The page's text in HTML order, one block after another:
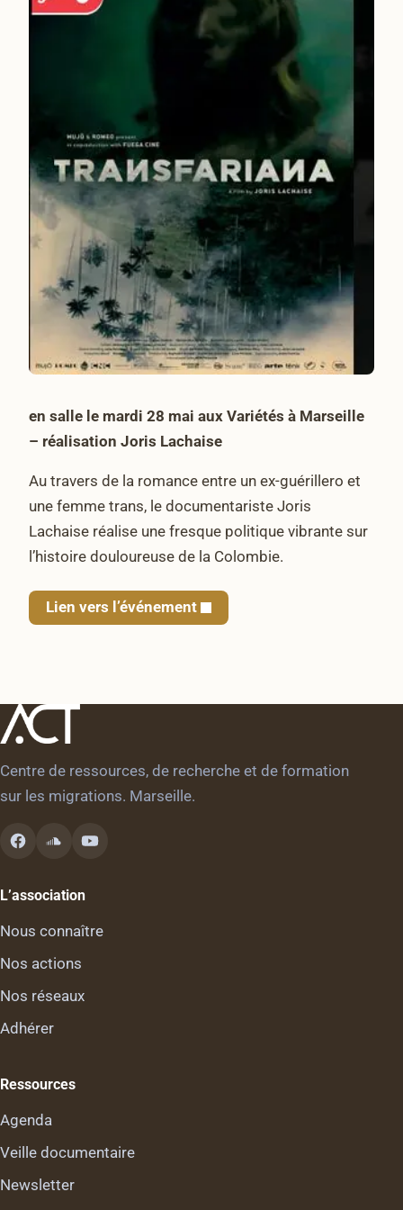
en salle le mardi 28 mai aux Variétés à Marseille
– réalisation Joris Lachaise
Au travers de la romance entre un ex-guérillero et
une femme trans, le documentariste Joris
Lachaise réalise une fresque politique vibrante sur
l’histoire douloureuse de la Colombie.
Lien vers l’événement
Centre de ressources, de recherche et de formation
sur les migrations. Marseille.
L’association
Nous connaître
Nos actions
Nos réseaux
Adhérer
Ressources
Agenda
Veille documentaire
Newsletter